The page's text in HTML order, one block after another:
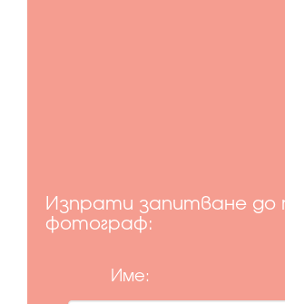
Изпрати запитване до
фотограф:
Име: